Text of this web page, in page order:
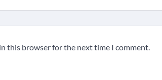
this browser for the next time I comment.